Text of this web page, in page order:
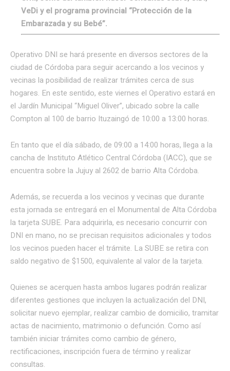
VeDi y el programa provincial “Protección de la
Embarazada y su Bebé”.
Operativo DNI se hará presente en diversos sectores de la
ciudad de Córdoba para seguir acercando a los vecinos y
vecinas la posibilidad de realizar trámites cerca de sus
hogares. En este sentido, este viernes el Operativo estará en
el Jardín Municipal “Miguel Oliver”, ubicado sobre la calle
Compton al 100 de barrio Ituzaingó de 10:00 a 13:00 horas.
En tanto que el día sábado, de 09:00 a 14:00 horas, llega a la
cancha de Instituto Atlético Central Córdoba (IACC), que se
encuentra sobre la Jujuy al 2602 de barrio Alta Córdoba.
Además, se recuerda a los vecinos y vecinas que durante
esta jornada se entregará en el Monumental de Alta Córdoba
la tarjeta SUBE. Para adquirirla, es necesario concurrir con
DNI en mano, no se precisan requisitos adicionales y todos
los vecinos pueden hacer el trámite. La SUBE se retira con
saldo negativo de $1500, equivalente al valor de la tarjeta.
Quienes se acerquen hasta ambos lugares podrán realizar
diferentes gestiones que incluyen la actualización del DNI,
solicitar nuevo ejemplar, realizar cambio de domicilio, tramitar
actas de nacimiento, matrimonio o defunción. Como así
también iniciar trámites como cambio de género,
rectificaciones, inscripción fuera de término y realizar
consultas.